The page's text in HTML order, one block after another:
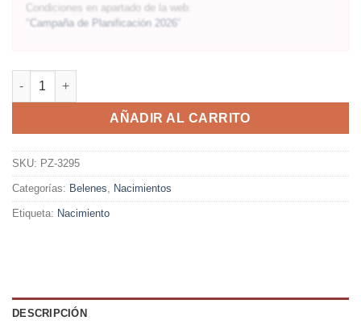
Condiciones en apartado de la web:
"Campaña de Planificación 2026 "
AÑADIR AL CARRITO
SKU: PZ-3295
Categorías: Belenes Nacimientos
Etiqueta: Nacimiento
DESCRIPCIÓN